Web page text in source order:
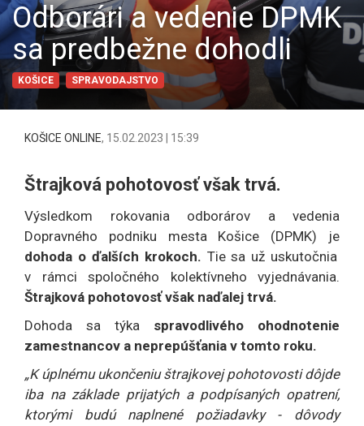
Odborári a vedenie DPMK
sa predbežne dohodli
KOŠICE SPRAVODAJSTVO
KOŠICE ONLINE, 15.02.2023 | 15:39
Štrajková pohotovosť však trvá.
Výsledkom rokovania odborárov a vedenia
Dopravného podniku mesta Košice (DPMK) je
dohoda o ďalších krokoch. Tie sa už uskutočnia
v rámci spoločného kolektívneho vyjednávania.
Štrajková pohotovosť však naďalej trvá.
Dohoda sa týka spravodlivého ohodnotenie
zamestnancov a neprepúšťania v tomto roku.
„K úplnému ukončeniu štrajkovej pohotovosti dôjde
iba na základe prijatých a podpísaných opatrení,
ktorými budú naplnené požiadavky - dôvody